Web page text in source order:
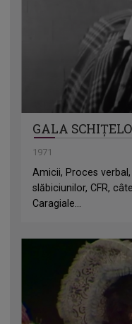
GALA
1971
Amicii, Proces
slăbiciunilor, CFR,
Caragiale...